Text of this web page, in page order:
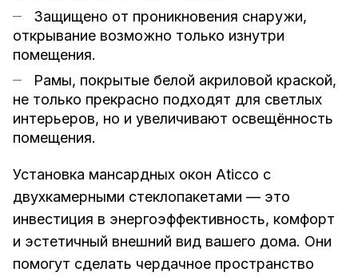
Защищено от проникновения снаружи,
открывание возможно только изнутри
помещения.
Рамы, покрытые белой акриловой краской,
не только прекрасно подходят для светлых
интерьеров, но и увеличивают освещённость
помещения.
Установка мансардных окон Aticco с
двухкамерными стеклопакетами — это
инвестиция в энергоэффективность, комфорт
и эстетичный внешний вид вашего дома. Они
помогут сделать чердачное пространство